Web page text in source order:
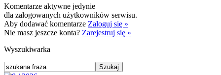
Komentarze aktywne jedynie
dla zalogowanych użytkowników serwisu.
Aby dodawać komentarze Zaloguj się »
Nie masz jeszcze konta? Zarejestruj się »
Wyszukiwarka